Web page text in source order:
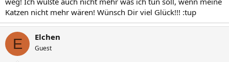
Katzen nicht mehr wären! Wünsch Dir viel Glück!!! :tup
E Elchen
Guest